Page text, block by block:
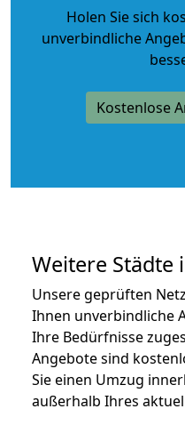
Holen Sie sich
unverbindliche
Kostenlose
Weitere Städte
Unsere geprüften
Ihnen unverbindliche
Ihre Bedürfnisse
Angebote sind
Sie einen Umzug
außerhalb Ihres